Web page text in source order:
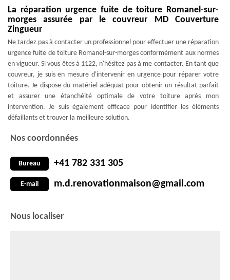
La réparation urgence fuite de toiture Romanel-sur-
morges assurée par le couvreur MD Couverture
Zingueur
Ne tardez pas à contacter un professionnel pour effectuer une réparation
urgence fuite de toiture Romanel-sur-morges conformément aux normes
en vigueur. Si vous êtes à 1122, n'hésitez pas à me contacter. En tant que
couvreur, je suis en mesure d'intervenir en urgence pour réparer votre
toiture. Je dispose du matériel adéquat pour obtenir un résultat parfait
et assurer une étanchéité optimale de votre toiture après mon
intervention. Je suis également efficace pour identifier les éléments
défaillants et trouver la meilleure solution.
Nos coordonnées
Bureau +41 782 331 305
E-mail m.d.renovationmaison@gmail.com
Nous localiser